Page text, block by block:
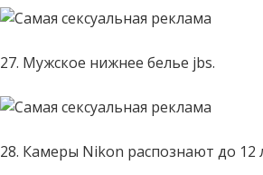
27. Мужское нижнее белье jbs.
28. Камеры Nikon распознают до 12